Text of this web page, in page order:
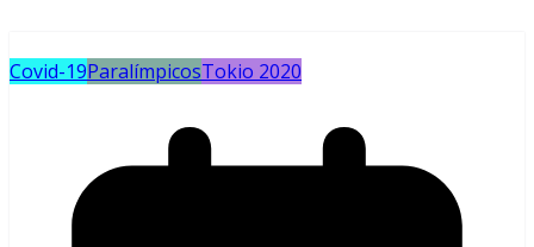
Covid-19ParalímpicosTokio 2020